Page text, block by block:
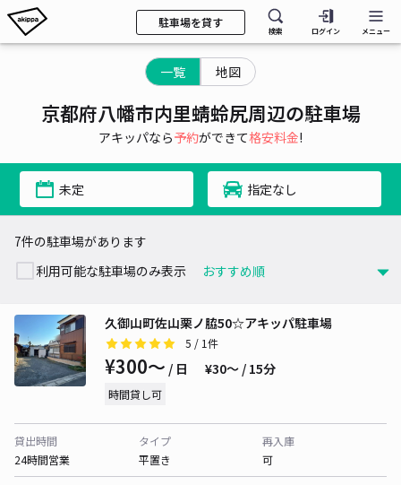
駐車場を貸す
検索 ログイン メニュー
一覧 地図
京都府八幡市内里蜻蛉尻周辺の駐車場
アキッパなら予約ができて格安料金!
未定 指定なし
7件の駐車場があります
利用可能な駐車場のみ表示
久御山町佐山栗ノ脇50☆アキッパ駐車場
5 / 1件
¥300〜 / 日 ¥30〜 / 15分
時間貸し可
貸出時間
24時間営業
タイプ
平置き
再入庫
可